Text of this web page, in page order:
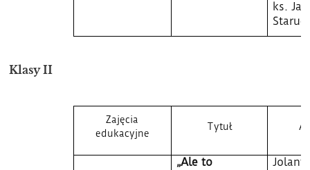
ks. Jan
Klasy II
Zajęcia
edukacyjne
Tytuł
„Ale to
Jolanta